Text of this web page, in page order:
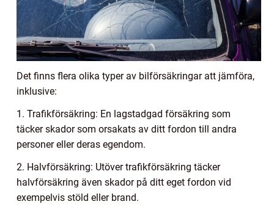
Det finns flera olika typer av bilförsäkringar att jämföra,
inklusive:
1. Trafikförsäkring: En lagstadgad försäkring som
täcker skador som orsakats av ditt fordon till andra
personer eller deras egendom.
2. Halvförsäkring: Utöver trafikförsäkring täcker
halvförsäkring även skador på ditt eget fordon vid
exempelvis stöld eller brand.